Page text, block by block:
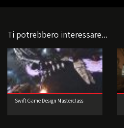
Ti potrebbero interessare...
Swift Game Design Masterclass